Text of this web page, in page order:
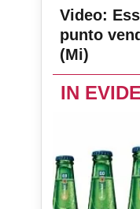
Video:
punto
(Mi)
IN